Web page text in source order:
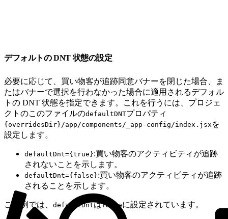
デフォルトの DNT 状態の設定
必要に応じて、買い物客が追跡同意バナーを閉じた場合、ま
たはバナーで選択を行わなかった場合に適用されるデフォル
トの DNT 状態を指定できます。これを行うには、プロジェ
クトのこのファイルのdefaultDNTプロパティ
{overridesDir}/app/components/_app-config/index.jsx を
設定します。
defaultDnt={true}:買い物客のアクティビティが追跡
されないことを示します。
defaultDnt={false}:買い物客のアクティビティが追跡
されることを示します。
この例では、 defaultDntはfalseに設定されています。